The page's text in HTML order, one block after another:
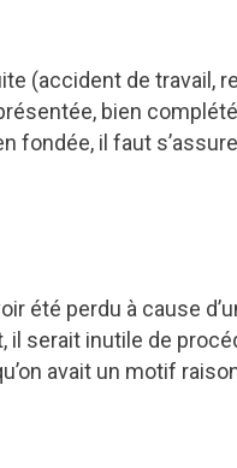
(accident de
bien
fondée, il faut
été perdu à cause
serait inutile de
avait un motif